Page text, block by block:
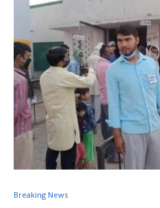
Breaking News